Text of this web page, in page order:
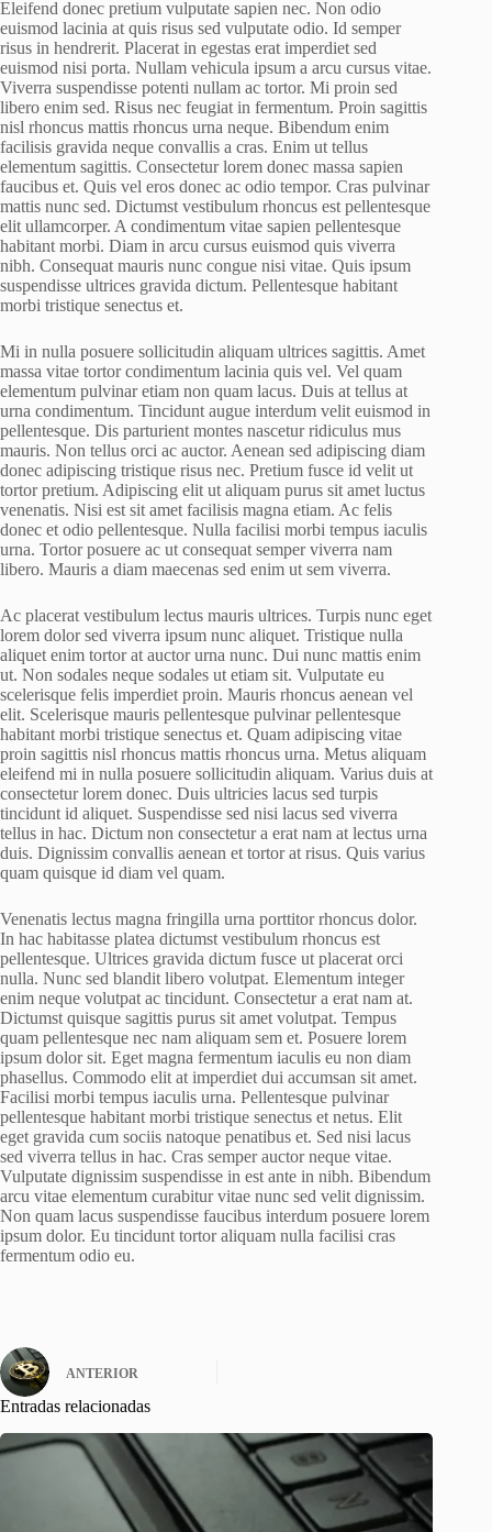
Eleifend donec pretium vulputate sapien nec. Non odio
euismod lacinia at quis risus sed vulputate odio. Id semper
risus in hendrerit. Placerat in egestas erat imperdiet sed
euismod nisi porta. Nullam vehicula ipsum a arcu cursus vitae.
Viverra suspendisse potenti nullam ac tortor. Mi proin sed
libero enim sed. Risus nec feugiat in fermentum. Proin sagittis
nisl rhoncus mattis rhoncus urna neque. Bibendum enim
facilisis gravida neque convallis a cras. Enim ut tellus
elementum sagittis. Consectetur lorem donec massa sapien
faucibus et. Quis vel eros donec ac odio tempor. Cras pulvinar
mattis nunc sed. Dictumst vestibulum rhoncus est pellentesque
elit ullamcorper. A condimentum vitae sapien pellentesque
habitant morbi. Diam in arcu cursus euismod quis viverra
nibh. Consequat mauris nunc congue nisi vitae. Quis ipsum
suspendisse ultrices gravida dictum. Pellentesque habitant
morbi tristique senectus et.
Mi in nulla posuere sollicitudin aliquam ultrices sagittis. Amet
massa vitae tortor condimentum lacinia quis vel. Vel quam
elementum pulvinar etiam non quam lacus. Duis at tellus at
urna condimentum. Tincidunt augue interdum velit euismod in
pellentesque. Dis parturient montes nascetur ridiculus mus
mauris. Non tellus orci ac auctor. Aenean sed adipiscing diam
donec adipiscing tristique risus nec. Pretium fusce id velit ut
tortor pretium. Adipiscing elit ut aliquam purus sit amet luctus
venenatis. Nisi est sit amet facilisis magna etiam. Ac felis
donec et odio pellentesque. Nulla facilisi morbi tempus iaculis
urna. Tortor posuere ac ut consequat semper viverra nam
libero. Mauris a diam maecenas sed enim ut sem viverra.
Ac placerat vestibulum lectus mauris ultrices. Turpis nunc eget
lorem dolor sed viverra ipsum nunc aliquet. Tristique nulla
aliquet enim tortor at auctor urna nunc. Dui nunc mattis enim
ut. Non sodales neque sodales ut etiam sit. Vulputate eu
scelerisque felis imperdiet proin. Mauris rhoncus aenean vel
elit. Scelerisque mauris pellentesque pulvinar pellentesque
habitant morbi tristique senectus et. Quam adipiscing vitae
proin sagittis nisl rhoncus mattis rhoncus urna. Metus aliquam
eleifend mi in nulla posuere sollicitudin aliquam. Varius duis at
consectetur lorem donec. Duis ultricies lacus sed turpis
tincidunt id aliquet. Suspendisse sed nisi lacus sed viverra
tellus in hac. Dictum non consectetur a erat nam at lectus urna
duis. Dignissim convallis aenean et tortor at risus. Quis varius
quam quisque id diam vel quam.
Venenatis lectus magna fringilla urna porttitor rhoncus dolor.
In hac habitasse platea dictumst vestibulum rhoncus est
pellentesque. Ultrices gravida dictum fusce ut placerat orci
nulla. Nunc sed blandit libero volutpat. Elementum integer
enim neque volutpat ac tincidunt. Consectetur a erat nam at.
Dictumst quisque sagittis purus sit amet volutpat. Tempus
quam pellentesque nec nam aliquam sem et. Posuere lorem
ipsum dolor sit. Eget magna fermentum iaculis eu non diam
phasellus. Commodo elit at imperdiet dui accumsan sit amet.
Facilisi morbi tempus iaculis urna. Pellentesque pulvinar
pellentesque habitant morbi tristique senectus et netus. Elit
eget gravida cum sociis natoque penatibus et. Sed nisi lacus
sed viverra tellus in hac. Cras semper auctor neque vitae.
Vulputate dignissim suspendisse in est ante in nibh. Bibendum
arcu vitae elementum curabitur vitae nunc sed velit dignissim.
Non quam lacus suspendisse faucibus interdum posuere lorem
ipsum dolor. Eu tincidunt tortor aliquam nulla facilisi cras
fermentum odio eu.
ANTERIOR
Entradas relacionadas